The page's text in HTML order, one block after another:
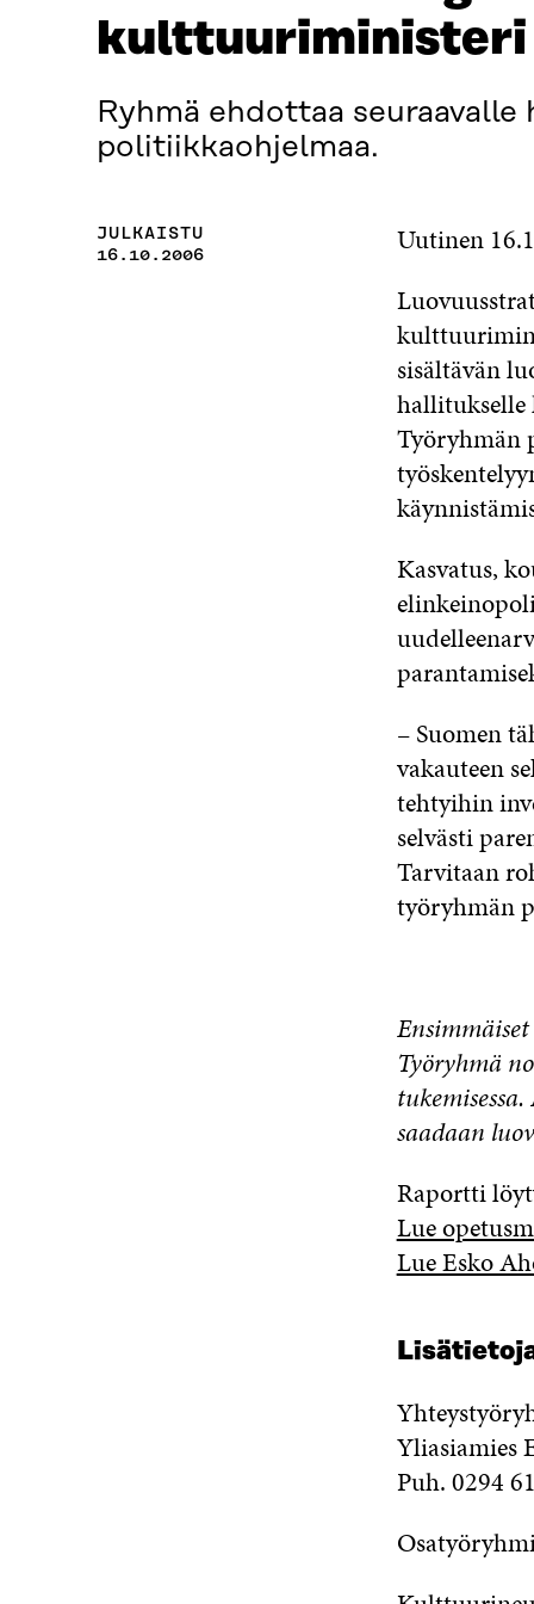
kulttuuriministeri
Ryhmä ehdottaa
politiikkaohjelmaa.
JULKAISTU
16.10.2006
Uutinen
sisältävän
Työryhmän
Kasvatus,
– Suomen
vakauteen
tehtyihin
selvästi
Tarvitaan
työryhmän
Työryhmä
saadaan
Raportti
Lue
Lue Esko
Yliasiamies
Puh. 0294